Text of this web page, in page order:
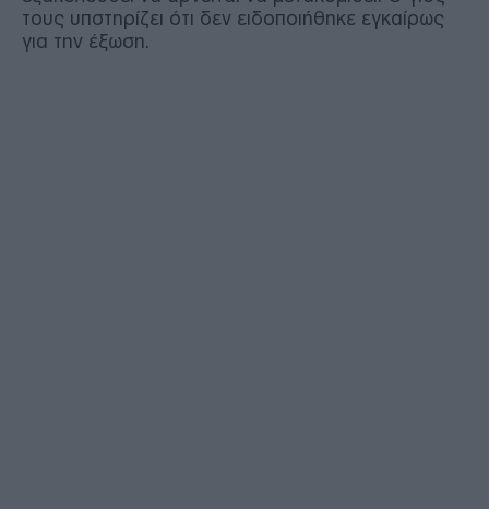
τους υπστηρίζει ότι δεν ειδοποιήθηκε εγκαίρως
για την έξωση.